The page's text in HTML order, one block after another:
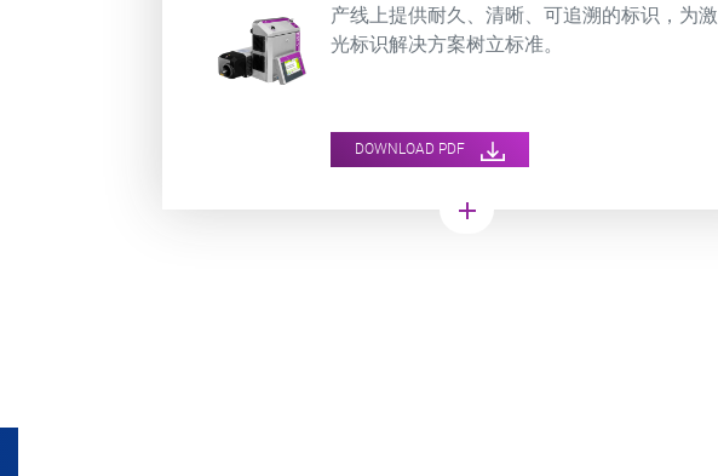
产线上提供耐久、清晰、可追溯的标识，为激
光标识解决方案树立标准。
DOWNLOAD PDF
add